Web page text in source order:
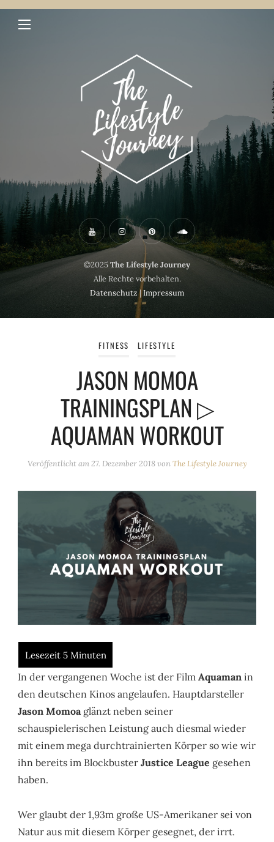
©2025The Lifestyle Journey
Alle Rechte vorbehalten.
Datenschutz|Impressum
FITNESS LIFESTYLE
JASON MOMOA
TRAININGSPLAN ▷
AQUAMAN WORKOUT
Veröffentlicht am27. Dezember 2018 vonThe Lifestyle Journey
In der vergangenen Woche ist der FilmAquaman in
den deutschen Kinos angelaufen. Hauptdarsteller
Jason Momoaglänzt neben seiner
schauspielerischen Leistung auch diesmal wieder
mit einem mega durchtrainierten Körper so wie wir
ihn bereits im BlockbusterJustice League gesehen
haben.
Wer glaubt der 1,93m große US-Amerikaner sei von
Natur aus mit diesem Körper gesegnet, der irrt.